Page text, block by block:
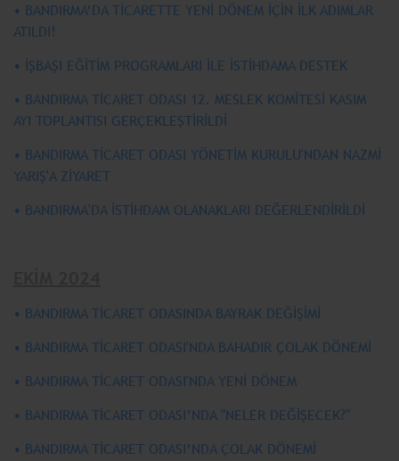
• BANDIRMA’DA TİCARETTE YENİ DÖNEM İÇİN İLK ADIMLAR
ATILDI!
• İŞBAŞI EĞİTİM PROGRAMLARI İLE İSTİHDAMA DESTEK
• BANDIRMA TİCARET ODASI 12. MESLEK KOMİTESİ KASIM
AYI TOPLANTISI GERÇEKLEŞTİRİLDİ
• BANDIRMA TİCARET ODASI YÖNETİM KURULU'NDAN NAZMİ
YARIŞ'A ZİYARET
• BANDIRMA'DA İSTİHDAM OLANAKLARI DEĞERLENDİRİLDİ
• BANDIRMA TİCARET ODASINDA BAYRAK DEĞİŞİMİ
• BANDIRMA TİCARET ODASI'NDA BAHADIR ÇOLAK DÖNEMİ
• BANDIRMA TİCARET ODASI'NDA YENİ DÖNEM
• BANDIRMA TİCARET ODASI’NDA "NELER DEĞİŞECEK?"
• BANDIRMA TİCARET ODASI’NDA ÇOLAK DÖNEMİ